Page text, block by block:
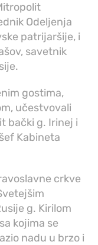
Odeljenja
patrijaršije, i
savetnik
gostima,
učestvovali
bački g. Irinej i
Kabineta
crkve
g. Kirilom
kojima se
nadu u brzo i